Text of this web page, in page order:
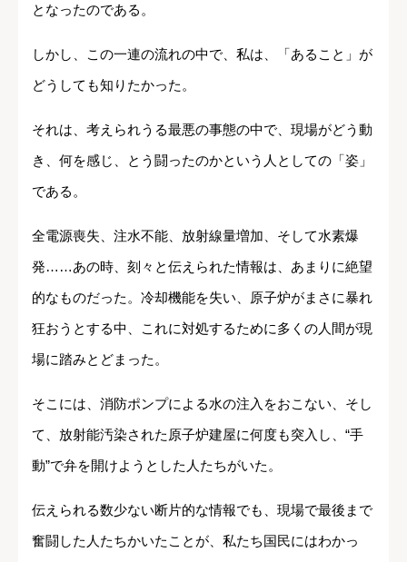
となったのである。
しかし、この一連の流れの中で、私は、「あること」が
どうしても知りたかった。
それは、考えられうる最悪の事態の中で、現場がどう動
き、何を感じ、とう闘ったのかという人としての「姿」
である。
全電源喪失、注水不能、放射線量増加、そして水素爆
発……あの時、刻々と伝えられた情報は、あまりに絶望
的なものだった。冷却機能を失い、原子炉がまさに暴れ
狂おうとする中、これに対処するために多くの人間が現
場に踏みとどまった。
そこには、消防ポンプによる水の注入をおこない、そし
て、放射能汚染された原子炉建屋に何度も突入し、“手
動”で弁を開けようとした人たちがいた。
伝えられる数少ない断片的な情報でも、現場で最後まで
奮闘した人たちかいたことが、私たち国民にはわかっ